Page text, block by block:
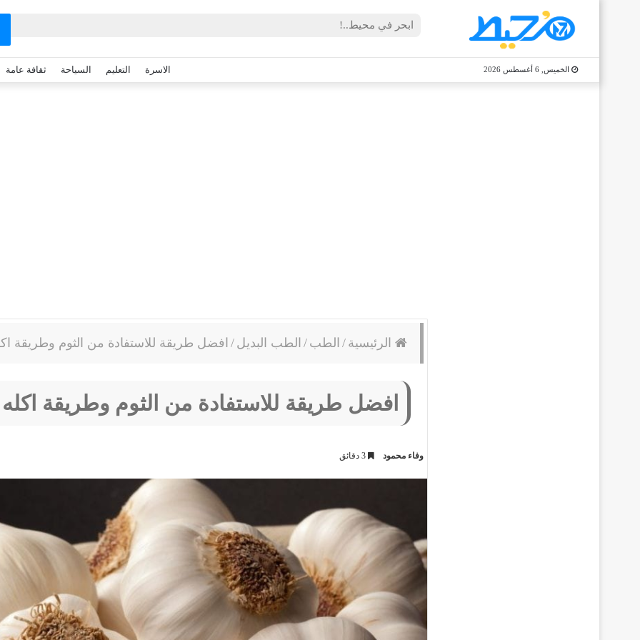
الخميس, 6 أغسطس 2026 الاسرة التعليم السياحة ثقافة عامة
الرئيسية / الطب / الطب البديل / افضل طريقة للاستفادة من الثوم وطريقة
افضل طريقة للاستفادة من الثوم وطريقة اكله
وفاء محمود